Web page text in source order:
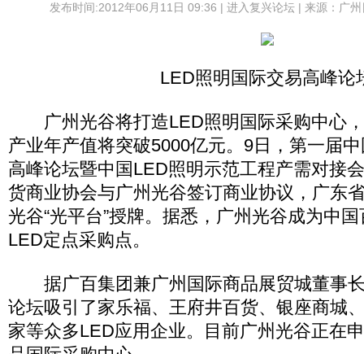
发布时间:2012年06月11日 09:36 | 进入复兴论坛| 来源：广
LED照明国际交易高峰论
广州光谷将打造LED照明国际采购中心，
产业年产值将突破5000亿元。9日，第一届
高峰论坛暨中国LED照明示范工程产需对接
货商业协会与广州光谷签订商业协议，广东
光谷“光平台”授牌。据悉，广州光谷成为中
LED定点采购点。
据广百集团兼广州国际商品展贸城董事
论坛吸引了家乐福、王府井百货、银座商城
家等众多LED应用企业。目前广州光谷正在